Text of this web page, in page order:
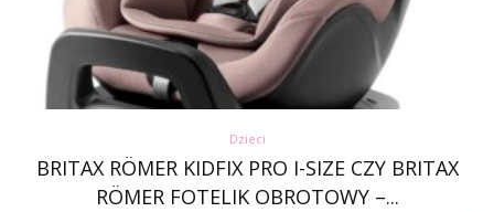
Dzieci
BRITAX RÖMER KIDFIX PRO I-SIZE CZY BRITAX
RÖMER FOTELIK OBROTOWY –...